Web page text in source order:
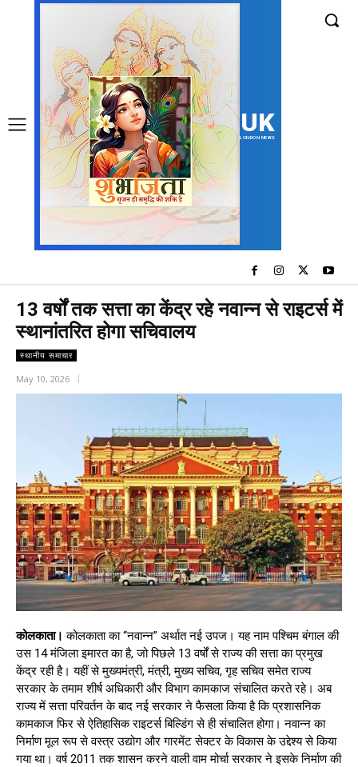
UK
LONDON NEWS
13 वर्षों तक सत्ता का केंद्र रहे नवान्न से राइटर्स में
स्थानांतरित होगा सचिवालय
स्थानीय समाचार
May 10, 2026
कोलकाता। कोलकाता का “नवान्न” अर्थात नई उपज। यह नाम पश्चिम बंगाल की
उस 14 मंजिला इमारत का है, जो पिछले 13 वर्षों से राज्य की सत्ता का प्रमुख
केंद्र रही है। यहीं से मुख्यमंत्री, मंत्री, मुख्य सचिव, गृह सचिव समेत राज्य
सरकार के तमाम शीर्ष अधिकारी और विभाग कामकाज संचालित करते रहे। अब
राज्य में सत्ता परिवर्तन के बाद नई सरकार ने फैसला किया है कि प्रशासनिक
कामकाज फिर से ऐतिहासिक राइटर्स बिल्डिंग से ही संचालित होगा। नवान्न का
निर्माण मूल रूप से वस्त्र उद्योग और गारमेंट सेक्टर के विकास के उद्देश्य से किया
गया था। वर्ष 2011 तक शासन करने वाली वाम मोर्चा सरकार ने इसके निर्माण की